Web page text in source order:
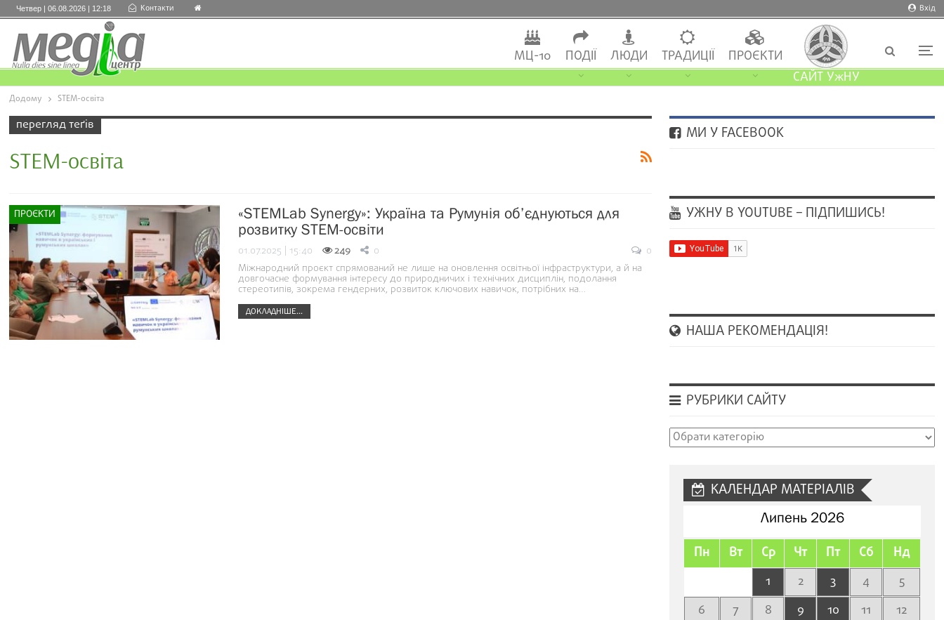
Вхід
Четвер | 06.08.2026 | 12:18 Контакти
МЦ-10 ПОДІЇ ЛЮДИ ТРАДИЦІЇ
ПРОЄКТИ
САЙТ УжНУ
Додому STEM-освіта
перегляд теґів
STEM-освіта
ПРОЄКТИ
«STEMLab Synergy»: Україна та Румунія об’єднуються для
розвитку STEM-освіти
01.07.2025 | 15:40 249 0
0
Міжнародний проєкт спрямований не лише на оновлення освітньої інфраструктури, а й на
довгочасне формування інтересу до природничих і технічних дисциплін, подолання
стереотипів, зокрема гендерних, розвиток ключових навичок, потрібних на…
ДОКЛАДНІШЕ...
МИ У FACEBOOK
УЖНУ В YOUTUBE – ПІДПИШИСЬ!
НАША РЕКОМЕНДАЦІЯ!
РУБРИКИ САЙТУ
Рубрики
КАЛЕНДАР МАТЕРІАЛІВ
Липень 2026
Пн Вт Ср Чт Пт Сб Нд
1 2 3 4
5
6
7 8 9 10 11
12